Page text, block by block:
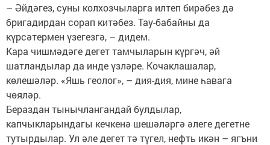
– Әйдәгез, суны колхозчыларга илтеп бирәбез дә
бригадирдан сорап китәбез. Тау-бабайны да
күрсәтермен үзегезгә, – дидем.
Кара чишмәдәге дегет тамчыларын күргәч, әй
шатландылар да инде үзләре. Кочаклашалар,
көлешәләр. «Яшь геолог», – дия-дия, мине һавага
чөяләр.
Бераздан тынычлангандай булдылар,
капчыкларындагы кечкенә шешәләргә әлеге дегетне
тутырдылар. Ул әле дегет тә түгел, нефть икән – ягъни